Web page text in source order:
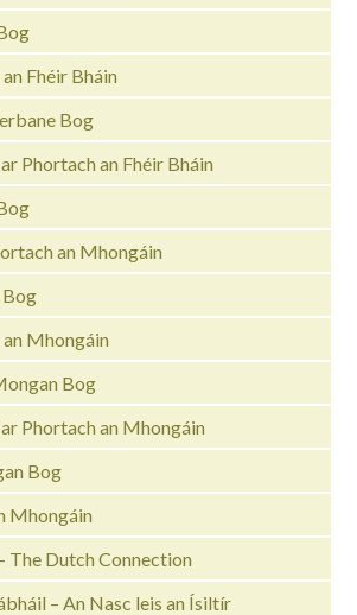
Fhéir Bháin
Bog
Phortach an Fhéir Bháin
an Mhongáin
Mhongáin
Bog
Phortach an Mhongáin
Bog
Mhongáin
The Dutch Connection
– An Nasc leis an Ísiltír